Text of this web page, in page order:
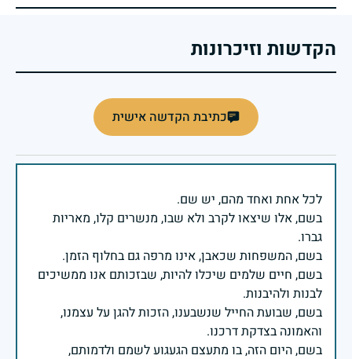
הקדשות וזיכרונות
כתיבת הקדשה אישית
בשם, אלו שיצאו לקרב ולא שבו, מנשרים קלו, מאריות
בשם, חיים שלמים שיכלו להיות, שבזכותם אנו ממשיכים
בשם, שבועת החייל שנשבענו, הזכות להגן על עצמנו,
בשם, היום הזה, בו מתעצם הגעגוע לשמם ולדמותם,